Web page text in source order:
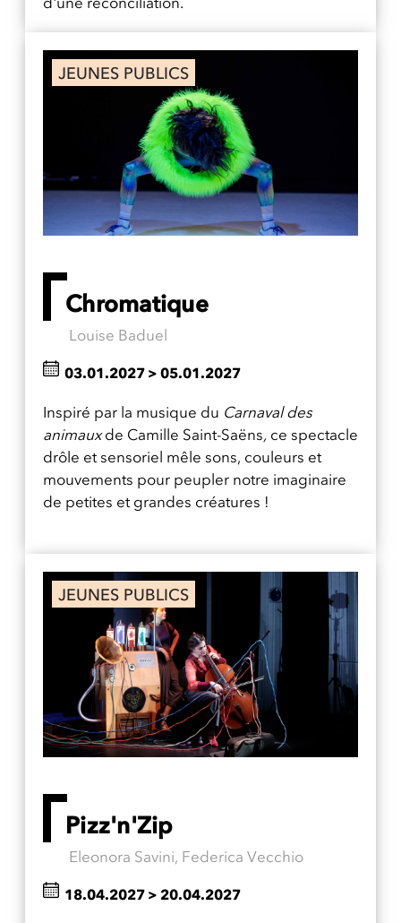
JEUNES PUBLICS
Chromatique
Louise Baduel
Inspiré par la musique du Carnaval des
animauxde Camille Saint-Saëns, ce spectacle
drôle et sensoriel mêle sons, couleurs et
mouvements pour peupler notre imaginaire
de petites et grandes créatures !
03.01.2027 > 05.01.2027
JEUNES PUBLICS
Pizz'n'Zip
Eleonora Savini, Federica Vecchio
18.04.2027 > 20.04.2027